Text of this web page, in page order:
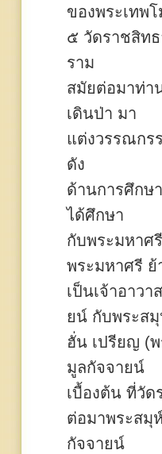
ของพระเทพ
๕ วัดราชสิท
ราม
สมัยต่อมาท่า
เดินป่า มา
แต่งวรรณกร
ดัง
ด้านการศึกษ
ได้ศึกษา
กับพระมหาศ
พระมหาศรี ย้
เป็นเจ้าอาว
ยน์ กับพระส
ฮั่น เปรียญ (
มูลกัจจายน์
เบื้องต้น ที่วั
ต่อมาพระสมุ
กัจจายน์